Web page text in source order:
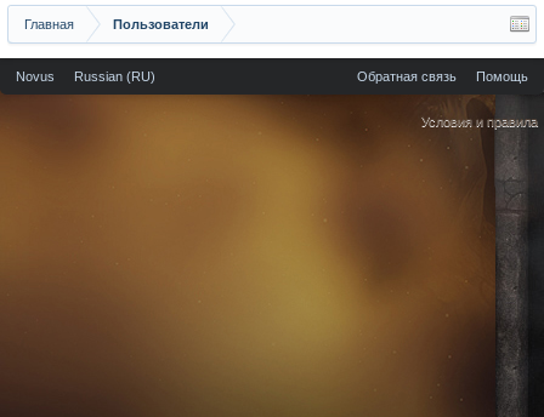
Главная Пользователи
Novus Russian (RU) Обратная связь Помощь
Условия и правила